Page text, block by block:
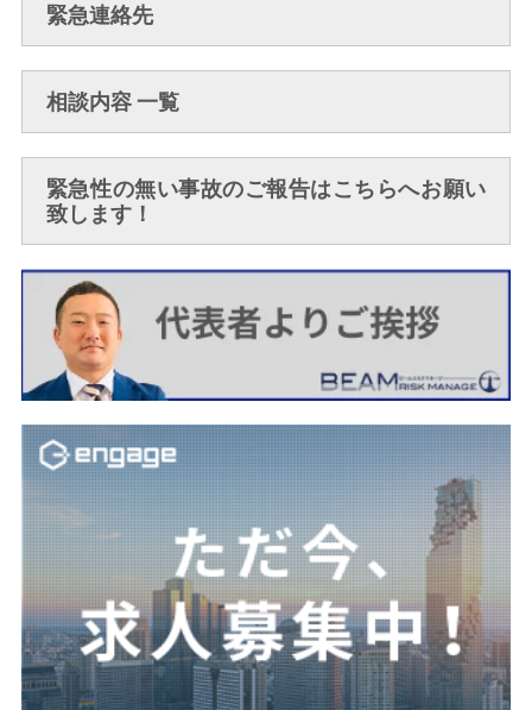
緊急連絡先
相談内容 一覧
緊急性の無い事故のご報告はこちらへお願い
致します！